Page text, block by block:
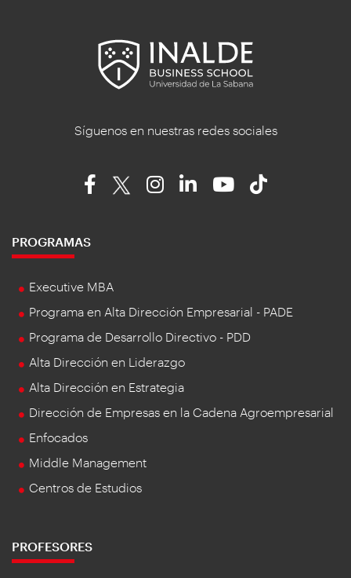
Síguenos en nuestras redes sociales
PROGRAMAS
Executive MBA
Programa en Alta Dirección Empresarial - PADE
Programa de Desarrollo Directivo - PDD
Alta Dirección en Liderazgo
Alta Dirección en Estrategia
Dirección de Empresas en la Cadena Agroempresarial
Enfocados
Middle Management
Centros de Estudios
PROFESORES